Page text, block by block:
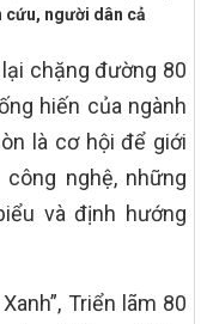
cứu, người dân cả
chặng đường 80
hiến của ngành
là cơ hội để giới
nghệ, những
và định hướng
Triển lãm 80